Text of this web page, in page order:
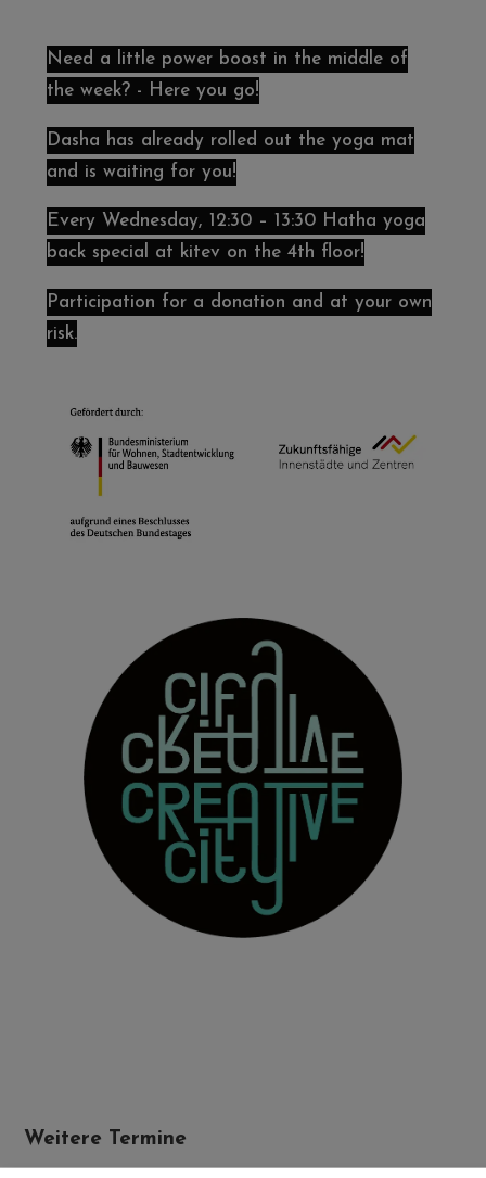
Need a little power boost in the middle of
the week? - Here you go!
Dasha has already rolled out the yoga mat
and is waiting for you!
Every Wednesday, 12:30 – 13:30 Hatha yoga
back special at kitev on the 4th floor!
Participation for a donation and at your own
risk.
Weitere Termine